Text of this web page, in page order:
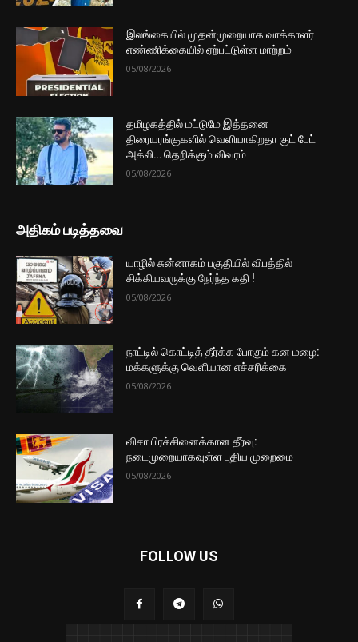
இலங்கையில் முதன்முறையாக வாக்காளர்
எண்ணிக்கையில் ஏற்பட்டுள்ள மாற்றம்
05/08/2026
தமிழகத்தில் மட்டுமே இத்தனை
திரையரங்குகளில் வெளியாகிறதா குட் பேட்
அக்லி… தெறிக்கும் விவரம்
05/08/2026
அதிகம் படித்தவை
யாழில் சுன்னாகம் பகுதியில் விபத்தில்
சிக்கியவருக்கு நேர்ந்த கதி !
05/08/2026
நாட்டில் கொட்டித் தீர்க்க போகும் கன மழை:
மக்களுக்கு வெளியான எச்சரிக்கை
05/08/2026
விசா பிரச்சினைக்கான தீர்வு:
நடைமுறையாகவுள்ள புதிய முறைமை
05/08/2026
FOLLOW US